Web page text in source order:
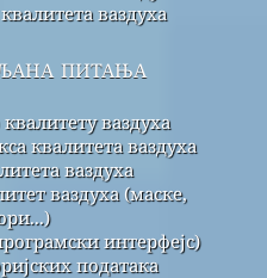
ваздуха
питања
ваздуха
квалитета ваздуха
ваздуха
ваздуха (маске,
интерфејс)
података